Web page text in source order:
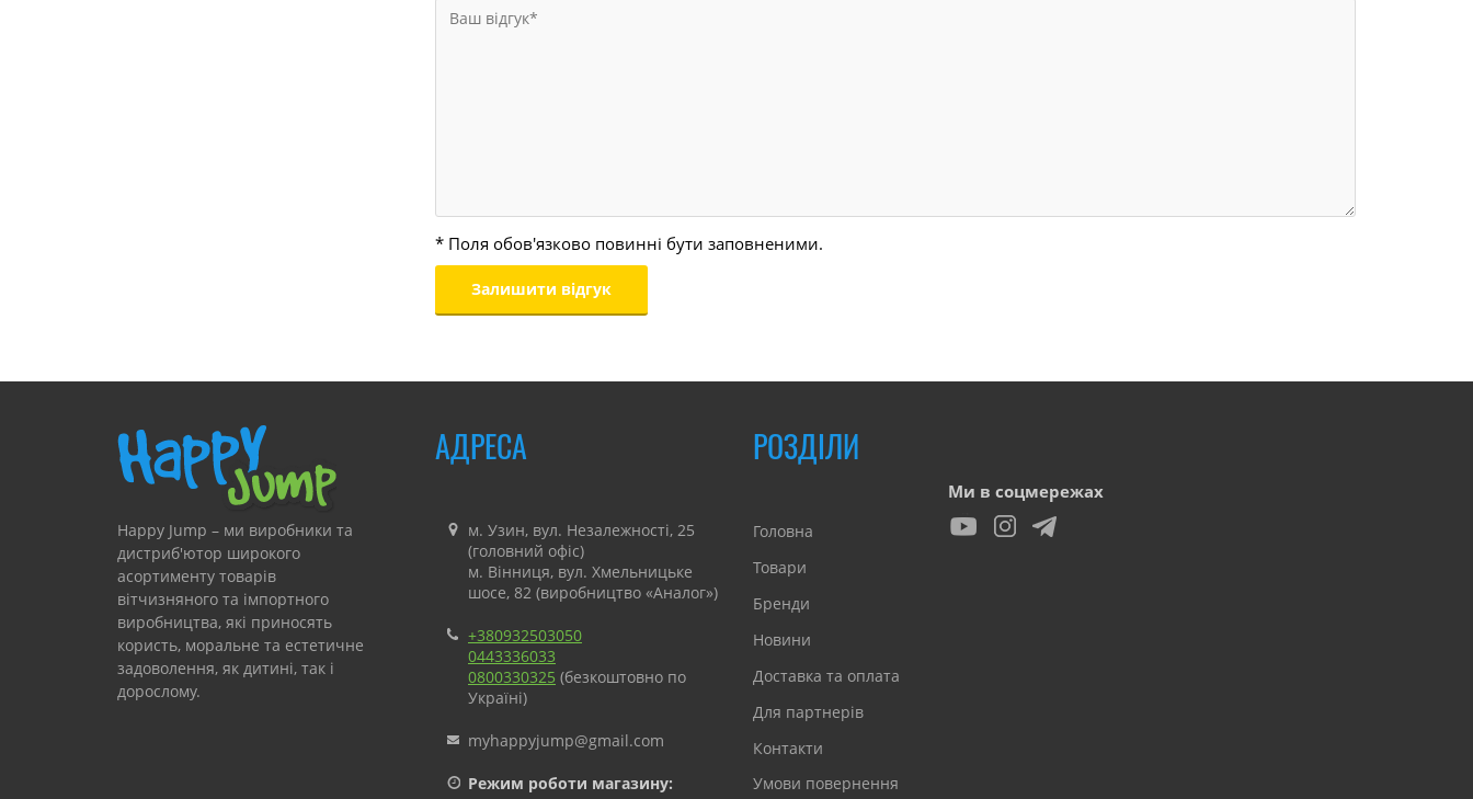
* Поля обов'язково повинні бути заповненими.
Happy Jump – ми виробники та
дистриб'ютор широкого
асортименту товарів
вітчизняного та імпортного
виробництва, які приносять
користь, моральне та естетичне
задоволення, як дитині, так і
дорослому.
АДРЕСА
м. Узин, вул. Незалежності, 25
(головний офіс)
м. Вінниця, вул. Хмельницьке
шосе, 82 (виробництво «Аналог»)
+380932503050
0443336033
0800330325 (безкоштовно по
Україні)
myhappyjump@gmail.com
Режим роботи магазину:
РОЗДІЛИ
Головна
Товари
Бренди
Новини
Доставка та оплата
Для партнерів
Контакти
Умови повернення
Ми в соцмережах